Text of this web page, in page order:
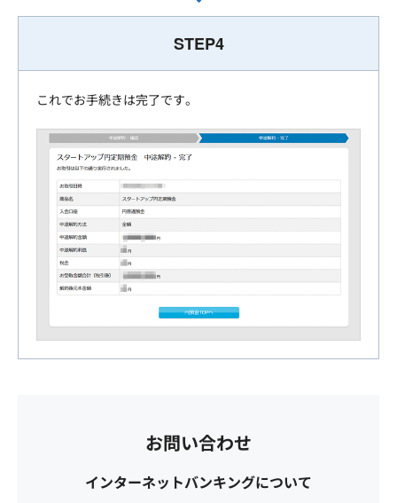
STEP4
これでお手続きは完了です。
お問い合わせ
インターネットバンキングについて